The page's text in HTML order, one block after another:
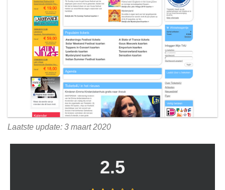
Laatste update: 3 maart 2020
2.5